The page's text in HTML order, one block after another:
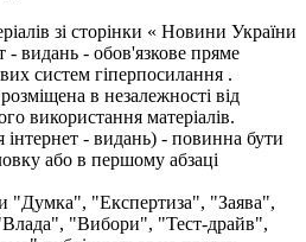
зі сторінки « Новини України
- видань - обов'язкове пряме
систем гіперпосилання .
в незалежності від
використання матеріалів.
інтернет - видань) - повинна бути
або в першому абзаці
"Думка", "Експертиза", "Заява",
"Вибори", "Тест-драйв",